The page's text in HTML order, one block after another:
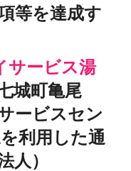
等を達成す
サービス湯
城町亀尾
ービスセン
利用した通
人）